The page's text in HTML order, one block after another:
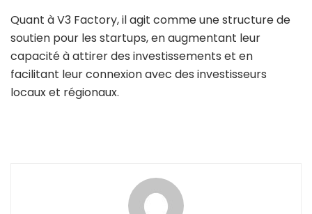
Quant à V3 Factory, il agit comme une structure de
soutien pour les startups, en augmentant leur
capacité à attirer des investissements et en
facilitant leur connexion avec des investisseurs
locaux et régionaux.